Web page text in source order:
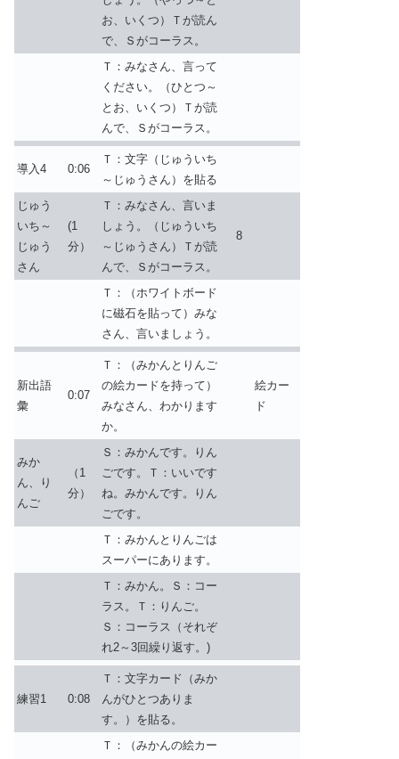
お、いくつ）Ｔが読ん
で、Ｓがコーラス。
Ｔ：みなさん、言って
ください。（ひとつ～
とお、いくつ）Ｔが読
んで、Ｓがコーラス。
導入4 0:06
Ｔ：文字（じゅういち
～じゅうさん）を貼る
じゅう
いち～
じゅう
さん
(1
分）
Ｔ：みなさん、言いま
しょう。（じゅういち
～じゅうさん）Ｔが読
んで、Ｓがコーラス。
8
Ｔ：（ホワイトボード
に磁石を貼って）みな
さん、言いましょう。
新出語
彙
0:07
Ｔ：（みかんとりんご
の絵カードを持って）
みなさん、わかります
か。
絵カー
ド
みか
ん、り
んご
（1
分）
Ｓ：みかんです。りん
ごです。Ｔ：いいです
ね。みかんです。りん
ごです。
Ｔ：みかんとりんごは
スーパーにあります。
Ｔ：みかん。Ｓ：コー
ラス。Ｔ：りんご。
Ｓ：コーラス（それぞ
れ2～3回繰り返す。)
練習1 0:08
Ｔ：文字カード（みか
んがひとつありま
す。）を貼る。
Ｔ：（みかんの絵カー